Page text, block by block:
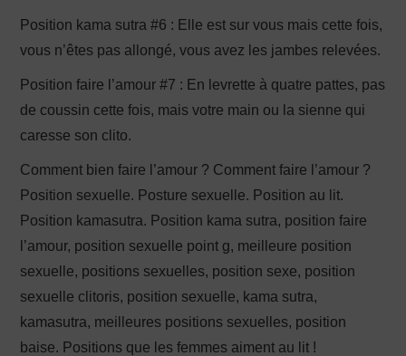
Position kama sutra #6 : Elle est sur vous mais cette fois,
vous n’êtes pas allongé, vous avez les jambes relevées.
Position faire l’amour #7 : En levrette à quatre pattes, pas
de coussin cette fois, mais votre main ou la sienne qui
caresse son clito.
Comment bien faire l’amour ? Comment faire l’amour ?
Position sexuelle. Posture sexuelle. Position au lit.
Position kamasutra. Position kama sutra, position faire
l’amour, position sexuelle point g, meilleure position
sexuelle, positions sexuelles, position sexe, position
sexuelle clitoris, position sexuelle, kama sutra,
kamasutra, meilleures positions sexuelles, position
baise. Positions que les femmes aiment au lit !